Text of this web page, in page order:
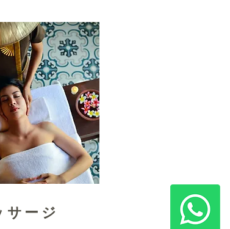
サージ